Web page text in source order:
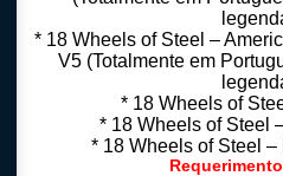
* 18 Wheels of Steel –
V5 (Totalmente em
* 18 Wheels of
* 18 Wheels of Steel
* 18 Wheels of Steel –